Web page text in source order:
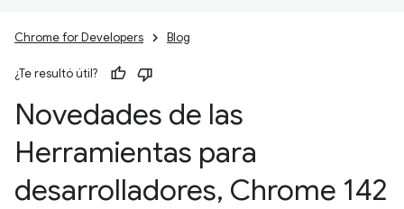
Chrome for Developers Blog
¿Te resultó útil?
Novedades de las
Herramientas para
desarrolladores, Chrome 142